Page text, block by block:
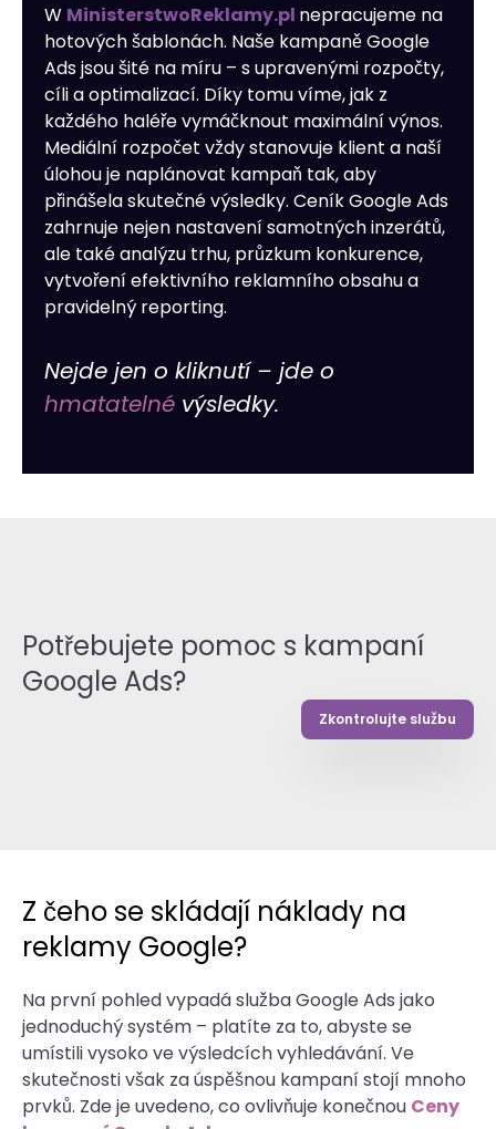
W MinisterstwoReklamy.pl nepracujeme na
hotových šablonách. Naše kampaně Google
Ads jsou šité na míru – s upravenými rozpočty,
cíli a optimalizací. Díky tomu víme, jak z
každého haléře vymáčknout maximální výnos.
Mediální rozpočet vždy stanovuje klient a naší
úlohou je naplánovat kampaň tak, aby
přinášela skutečné výsledky. Ceník Google Ads
zahrnuje nejen nastavení samotných inzerátů,
ale také analýzu trhu, průzkum konkurence,
vytvoření efektivního reklamního obsahu a
pravidelný reporting.
Nejde jen o kliknutí – jde o
hmatatelné výsledky.
Potřebujete pomoc s kampaní
Google Ads?
Zkontrolujte službu
Z čeho se skládají náklady na
reklamy Google?
Na první pohled vypadá služba Google Ads jako
jednoduchý systém – platíte za to, abyste se
umístili vysoko ve výsledcích vyhledávání. Ve
skutečnosti však za úspěšnou kampaní stojí mnoho
prvků. Zde je uvedeno, co ovlivňuje konečnou Ceny